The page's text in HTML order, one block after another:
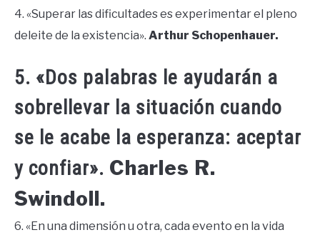
4. «Superar las dificultades es experimentar el pleno
deleite de la existencia». Arthur Schopenhauer.
5. «Dos palabras le ayudarán a
sobrellevar la situación cuando
se le acabe la esperanza: aceptar
y confiar». Charles R.
Swindoll.
6. «En una dimensión u otra, cada evento en la vida